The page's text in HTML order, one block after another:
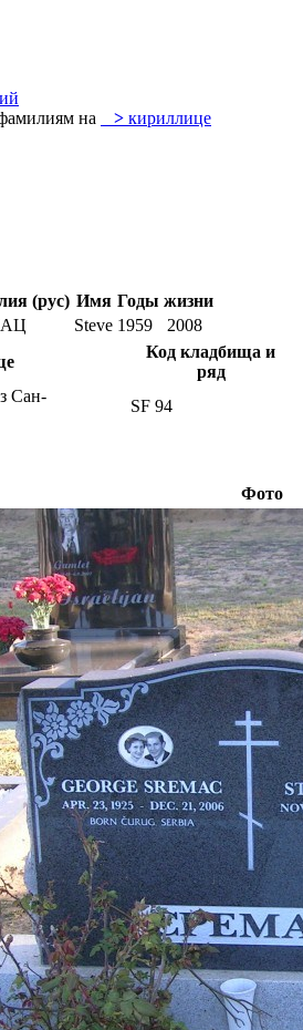
на
> кириллице
(рус) Имя Годы жизни
Steve 1959
2008
Код кладбища и
ряд
Сан-
SF 94
Фото